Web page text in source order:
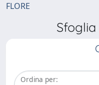
FLORE
Ordina per: